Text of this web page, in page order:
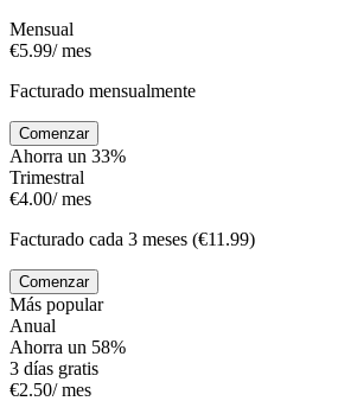
Mensual
€5.99/ mes
Facturado mensualmente
Comenzar
Ahorra un 33%
Trimestral
€4.00/ mes
Facturado cada 3 meses (€11.99)
Comenzar
Más popular
Anual
Ahorra un 58%
3 días gratis
€2.50/ mes